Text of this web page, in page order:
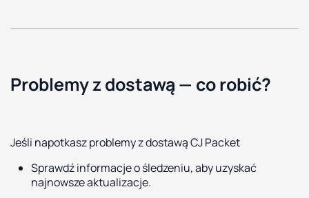
Problemy z dostawą — co robić?
Jeśli napotkasz problemy z dostawą CJ Packet
Sprawdź informacje o śledzeniu, aby uzyskać
najnowsze aktualizacje.